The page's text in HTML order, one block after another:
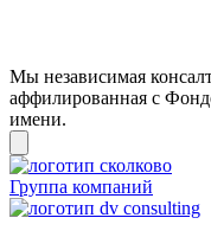
Мы независимая
аффилированная с
имени.
Группа компаний